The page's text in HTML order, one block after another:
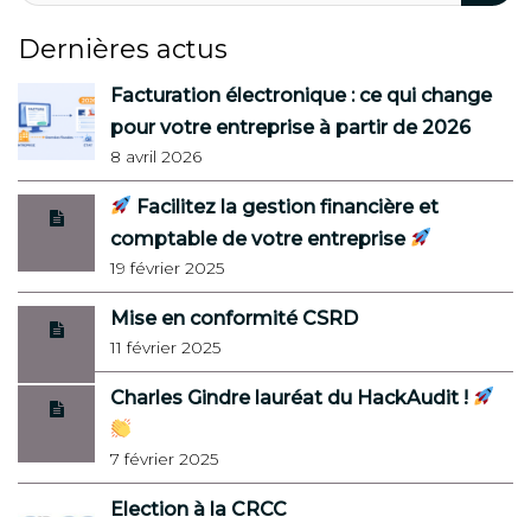
Dernières actus
Facturation électronique : ce qui change
pour votre entreprise à partir de 2026
8 avril 2026
Facilitez la gestion financière et
comptable de votre entreprise
19 février 2025
Mise en conformité CSRD
11 février 2025
Charles Gindre lauréat du HackAudit !
7 février 2025
Election à la CRCC